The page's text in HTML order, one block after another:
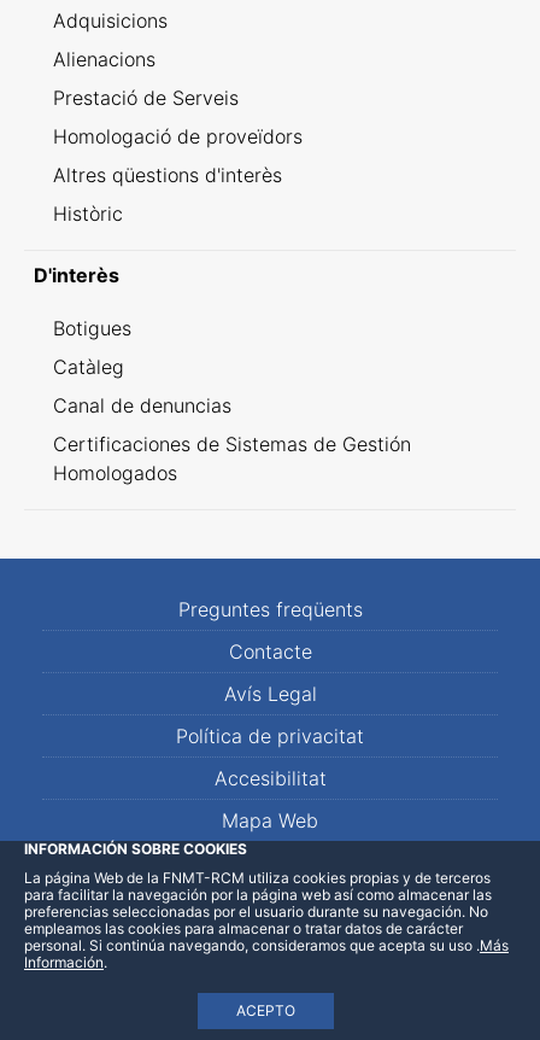
Adquisicions
Alienacions
Prestació de Serveis
Homologació de proveïdors
Altres qüestions d'interès
Històric
D'interès
Botigues
Catàleg
Canal de denuncias
Certificaciones de Sistemas de Gestión
Homologados
Preguntes freqüents
Contacte
Avís Legal
Política de privacitat
Accesibilitat
Mapa Web
LinkedInFacebookWhatsApp
INFORMACIÓN SOBRE COOKIES
La página Web de la FNMT-RCM utiliza cookies propias y de terceros
para facilitar la navegación por la página web así como almacenar las
preferencias seleccionadas por el usuario durante su navegación. No
empleamos las cookies para almacenar o tratar datos de carácter
personal. Si continúa navegando, consideramos que acepta su uso
ACEPTO
.Más
Información.